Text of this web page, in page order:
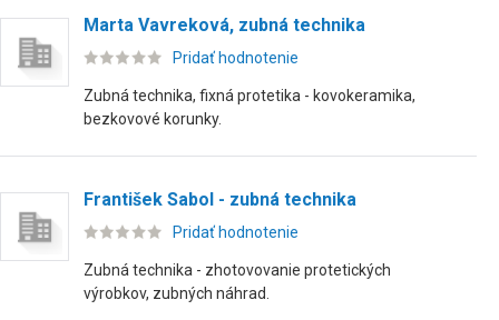
Marta Vavreková, zubná technika
Pridať hodnotenie
Zubná technika, fixná protetika - kovokeramika,
bezkovové korunky.
František Sabol - zubná technika
Pridať hodnotenie
Zubná technika - zhotovovanie protetických
výrobkov, zubných náhrad.